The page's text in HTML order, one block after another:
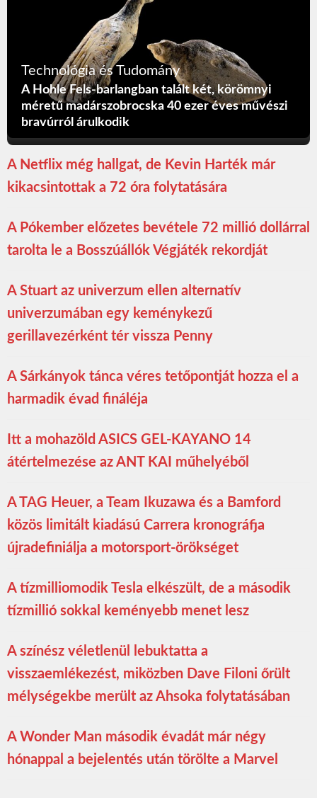
Technológia és Tudomány
A Hohle Fels-barlangban talált két, körömnyi
méretű madárszobrocska 40 ezer éves művészi
bravúrról árulkodik
A Netflix még hallgat, de Kevin Harték már
kikacsintottak a 72 óra folytatására
A Pókember előzetes bevétele 72 millió dollárral
tarolta le a Bosszúállók Végjáték rekordját
A Stuart az univerzum ellen alternatív
univerzumában egy keménykezű
gerillavezérként tér vissza Penny
A Sárkányok tánca véres tetőpontját hozza el a
harmadik évad fináléja
Itt a mohazöld ASICS GEL-KAYANO 14
átértelmezése az ANT KAI műhelyéből
A TAG Heuer, a Team Ikuzawa és a Bamford
közös limitált kiadású Carrera kronográfja
újradefiniálja a motorsport-örökséget
A tízmilliomodik Tesla elkészült, de a második
tízmillió sokkal keményebb menet lesz
A színész véletlenül lebuktatta a
visszaemlékezést, miközben Dave Filoni őrült
mélységekbe merült az Ahsoka folytatásában
A Wonder Man második évadát már négy
hónappal a bejelentés után törölte a Marvel